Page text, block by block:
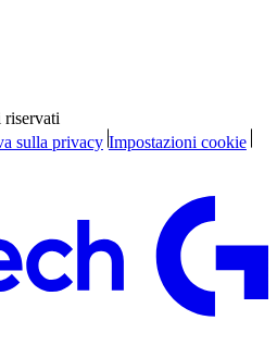
sulla privacy Impostazioni cookie